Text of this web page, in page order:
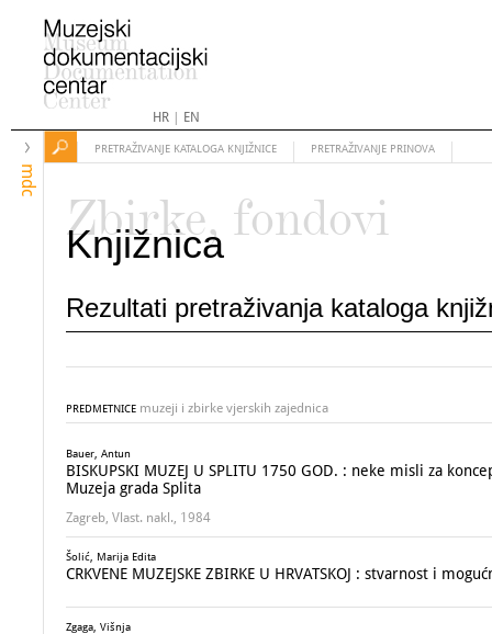
HR| EN
mdc
PRETRAŽIVANJE KATALOGA KNJIŽNICE PRETRAŽIVANJE PRINOVA
Zbirke, fondovi
Knjižnica
Rezultati pretraživanja kataloga
PREDMETNICE muzeji i zbirke vjerskih zajednica
Bauer, Antun
BISKUPSKI MUZEJ U SPLITU 1750 GOD. : neke misli za
Muzeja grada Splita
Zagreb, Vlast. nakl., 1984
Šolić, Marija Edita
CRKVENE MUZEJSKE ZBIRKE U HRVATSKOJ : stvarnost i
Zgaga, Višnja